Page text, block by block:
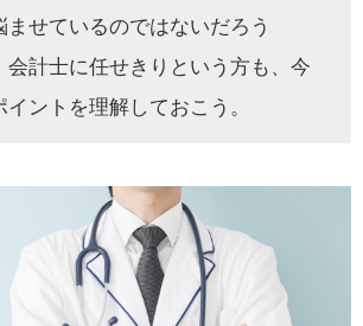
せているのではないだろう
計士に任せきりという方も、今
ントを理解しておこう。